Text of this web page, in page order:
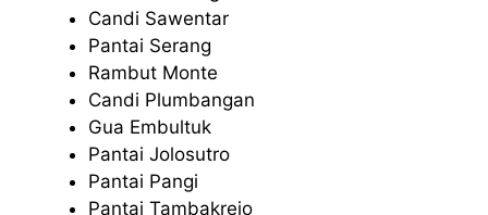
Candi Sawentar
Pantai Serang
Rambut Monte
Candi Plumbangan
Gua Embultuk
Pantai Jolosutro
Pantai Pangi
Pantai Tambakrejo